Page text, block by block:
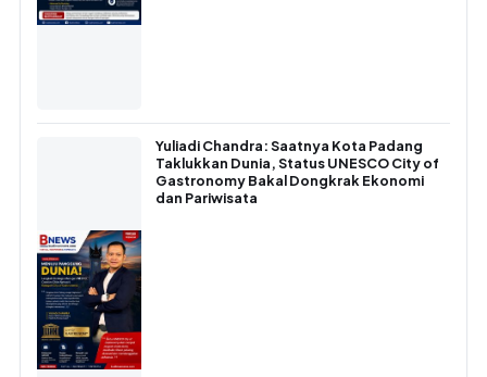
Yuliadi Chandra: Saatnya Kota Padang
Taklukkan Dunia, Status UNESCO City of
Gastronomy Bakal Dongkrak Ekonomi
dan Pariwisata